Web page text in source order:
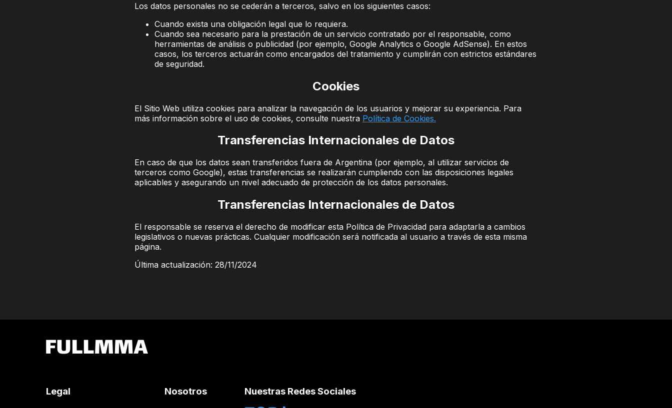
Los datos personales no se cederán a terceros, salvo en los siguientes casos:
Cuando exista una obligación legal que lo requiera.
Cuando sea necesario para la prestación de un servicio contratado por el responsable, como
herramientas de análisis o publicidad (por ejemplo, Google Analytics o Google AdSense). En estos
casos, los terceros actuarán como encargados del tratamiento y cumplirán con estrictos estándares
de seguridad.
Cookies
El Sitio Web utiliza cookies para analizar la navegación de los usuarios y mejorar su experiencia. Para
más información sobre el uso de cookies, consulte nuestra Política de Cookies.
Transferencias Internacionales de Datos
En caso de que los datos sean transferidos fuera de Argentina (por ejemplo, al utilizar servicios de
terceros como Google), estas transferencias se realizarán cumpliendo con las disposiciones legales
aplicables y asegurando un nivel adecuado de protección de los datos personales.
Transferencias Internacionales de Datos
El responsable se reserva el derecho de modificar esta Política de Privacidad para adaptarla a cambios
legislativos o nuevas prácticas. Cualquier modificación será notificada al usuario a través de esta misma
página.
Última actualización: 28/11/2024
Legal Nosotros Nuestras Redes Sociales